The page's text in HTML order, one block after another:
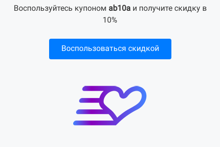
Воспользуйтесь купоном ab10aи получите скидку в
10%
Воспользоваться скидкой